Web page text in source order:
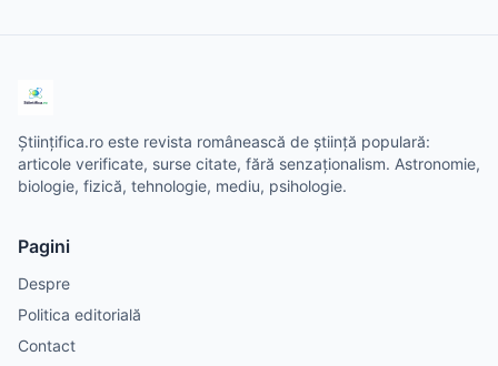
Științifica.ro este revista românească de știință populară:
articole verificate, surse citate, fără senzaționalism. Astronomie,
biologie, fizică, tehnologie, mediu, psihologie.
Pagini
Despre
Politica editorială
Contact